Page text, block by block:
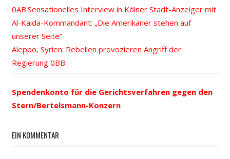
Beitrags-
Navigation
Vorheriger
Beitrag:
Sensationelles Interview in Kölner Stadt-Anzeiger mit
Al-Kaida-Kommandant: „Die Amerikaner stehen auf
unserer Seite“
Nächster
Beitrag:
Aleppo, Syrien: Rebellen provozieren Angriff der
Regierung
Spendenkonto für die Gerichtsverfahren gegen den
Stern/Bertelsmann-Konzern
EIN KOMMENTAR